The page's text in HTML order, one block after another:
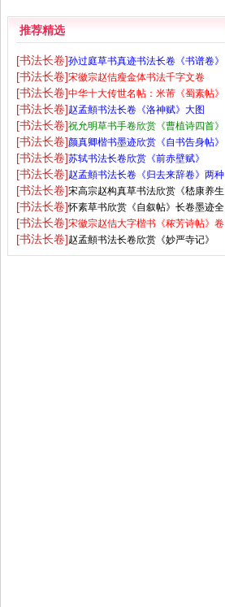
推荐精选
[书法长卷]孙过庭草书真迹书法长卷《书谱卷》
高清大图
[书法长卷]宋徽宗赵佶瘦金体书法千字文卷
[书法长卷]中华十大传世名帖：米芾《蜀素帖》
大图
[书法长卷]赵孟頫书法长卷《洛神赋》大图
[书法长卷]祝允明草书手卷欣赏《曹植诗四首》
高清大图
[书法长卷]颜真卿楷书墨迹欣赏《自书告身帖》
[书法长卷]苏轼书法长卷欣赏《前赤壁赋》
[书法长卷]赵孟頫书法长卷《归去来辞卷》两种
[书法长卷]宋高宗赵构真草书法欣赏《嵇康养生
论卷》
[书法长卷]怀素草书欣赏《自叙帖》长卷墨迹全
图
[书法长卷]宋徽宗赵佶大字楷书《秾芳诗帖》卷
[书法长卷]赵孟頫书法长卷欣赏《妙严寺记》